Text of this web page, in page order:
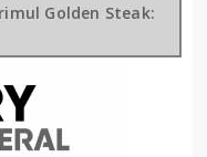
Golden Steak: